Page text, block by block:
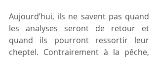
Aujourd’hui, ils ne savent pas quand
les analyses seront de retour et
quand ils pourront ressortir leur
cheptel. Contrairement à la pêche,